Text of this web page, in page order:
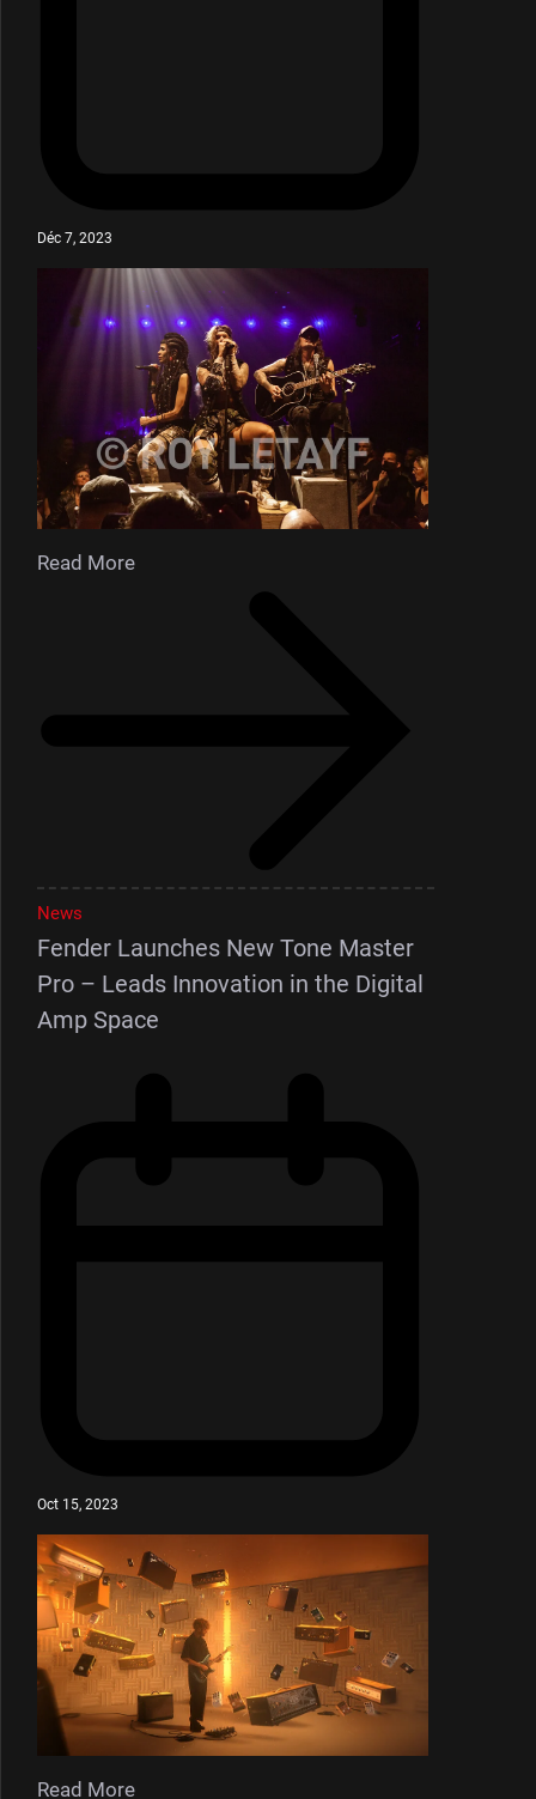
Déc 7, 2023
Read More
News
Fender Launches New Tone Master
Pro – Leads Innovation in the Digital
Amp Space
Oct 15, 2023
Read More